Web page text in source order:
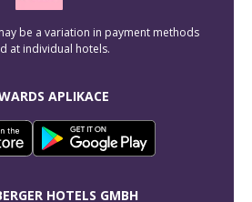
APLIKACE
HOTELS GMBH
be a variation in payment methods
at individual hotels.